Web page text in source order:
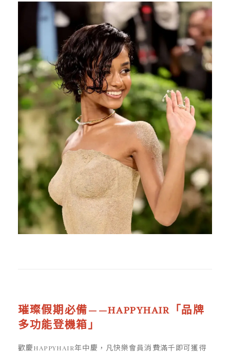
璀璨假期必備——HAPPYHAIR「品牌
多功能登機箱」
歡慶HAPPYHAIR年中慶，凡快樂會員消費滿千即可獲得